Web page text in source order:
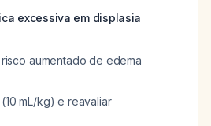
excessiva em displasia
aumentado de edema
mL/kg) e reavaliar